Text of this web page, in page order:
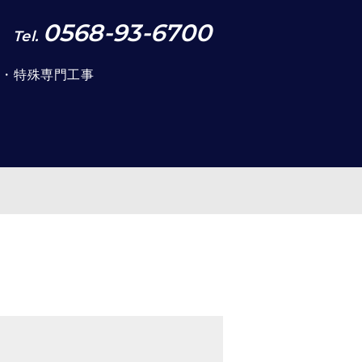
Tel. 0568-93-6700
特殊専門工事